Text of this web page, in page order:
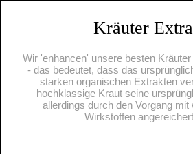
Kräuter
Wir 'enhancen' unsere besten
- das bedeutet, dass das
starken organischen Extrakten
hochklassige Kraut seine
allerdings durch den Vorgang
Wirkstoffen